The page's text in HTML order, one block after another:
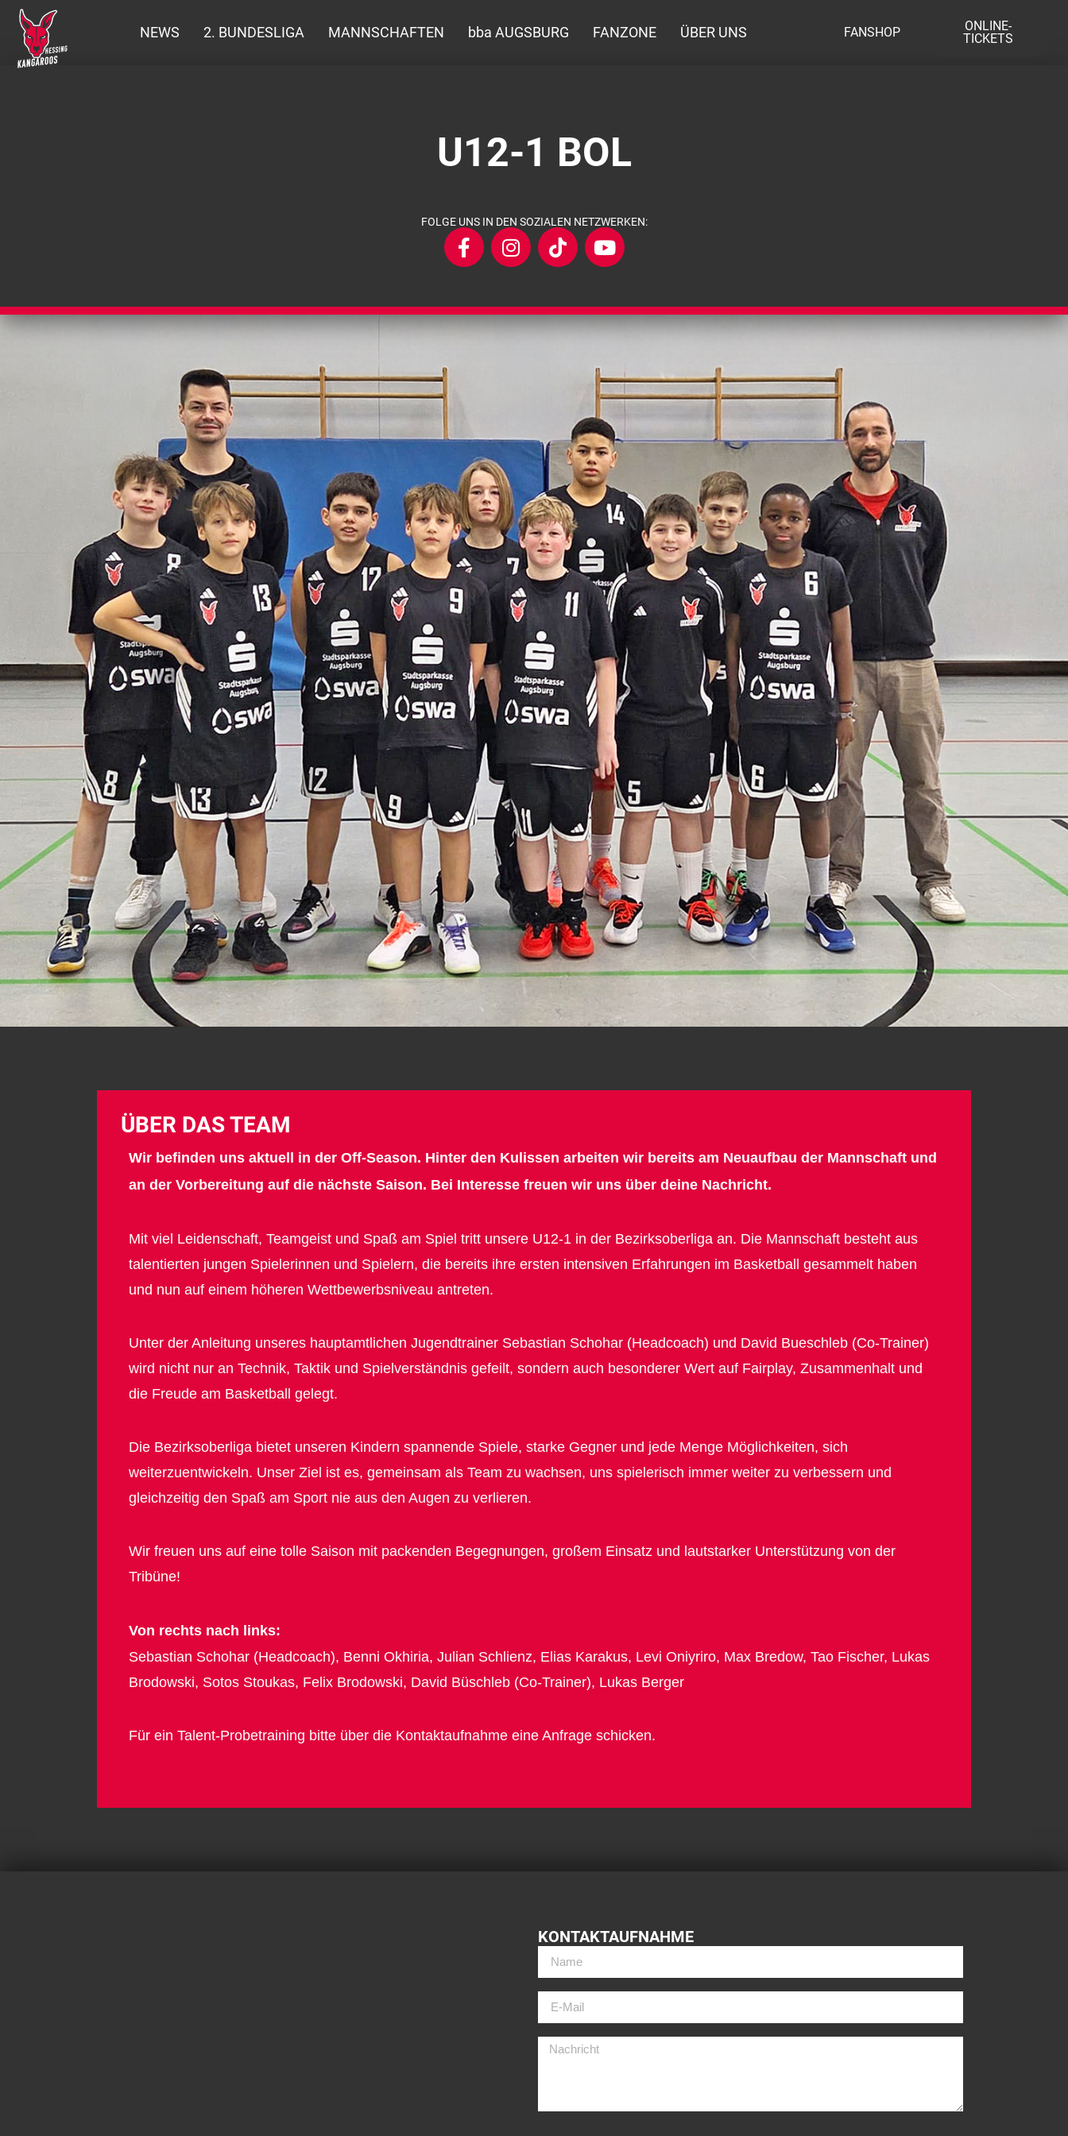
NEWS 2. BUNDESLIGA MANNSCHAFTEN bba AUGSBURG FANZONE ÜBER UNS FANSHOP
ONLINE-
TICKETS
U12-1 BOL
FOLGE UNS IN DEN SOZIALEN NETZWERKEN:
ÜBER DAS TEAM
Wir befinden uns aktuell in der Off-Season. Hinter den Kulissen arbeiten wir bereits am Neuaufbau der Mannschaft und
an der Vorbereitung auf die nächste Saison. Bei Interesse freuen wir uns über deine Nachricht.
Mit viel Leidenschaft, Teamgeist und Spaß am Spiel tritt unsere U12-1 in der Bezirksoberliga an. Die Mannschaft besteht aus
talentierten jungen Spielerinnen und Spielern, die bereits ihre ersten intensiven Erfahrungen im Basketball gesammelt haben
und nun auf einem höheren Wettbewerbsniveau antreten.
Unter der Anleitung unseres hauptamtlichen Jugendtrainer Sebastian Schohar (Headcoach) und David Bueschleb (Co-Trainer)
wird nicht nur an Technik, Taktik und Spielverständnis gefeilt, sondern auch besonderer Wert auf Fairplay, Zusammenhalt und
die Freude am Basketball gelegt.
Die Bezirksoberliga bietet unseren Kindern spannende Spiele, starke Gegner und jede Menge Möglichkeiten, sich
weiterzuentwickeln. Unser Ziel ist es, gemeinsam als Team zu wachsen, uns spielerisch immer weiter zu verbessern und
gleichzeitig den Spaß am Sport nie aus den Augen zu verlieren.
Wir freuen uns auf eine tolle Saison mit packenden Begegnungen, großem Einsatz und lautstarker Unterstützung von der
Tribüne!
Von rechts nach links:
Sebastian Schohar (Headcoach), Benni Okhiria, Julian Schlienz, Elias Karakus, Levi Oniyriro, Max Bredow, Tao Fischer, Lukas
Brodowski, Sotos Stoukas, Felix Brodowski, David Büschleb (Co-Trainer), Lukas Berger
Für ein Talent-Probetraining bitte über die Kontaktaufnahme eine Anfrage schicken.
KONTAKTAUFNAHME